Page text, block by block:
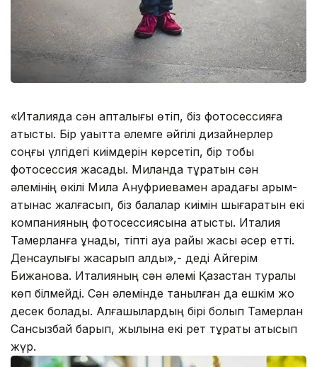
«Италияда сән апталығы өтіп, біз фотосессияға
қатыстық. Бір уақытта әлемге әйгілі дизайнерлер
соңғы үлгідегі киімдерін көрсетіп, бір тобы
фотосессия жасады. Миланда тұратын сән
әлемінің өкілі Мила Ануфриевамен арадағы қарым-
қатынас жалғасып, біз балалар киімін шығаратын екі
компанияның фотосессиясына қатыстық. Италия
Тамерланға ұнады, тіпті ауа райы жақсы әсер етті.
Денсаулығы жақсарып қалды»,- деді Айгерім
Бижанова. Италияның сән әлемі Қазақстан туралы
көп білмейді. Сән әлемінде танылған да ешкім жоқ
десек болады. Алғашқылардың бірі болып Тамерлан
Сансызбай барып, жылына екі рет тұрақты қатысып
жүр.